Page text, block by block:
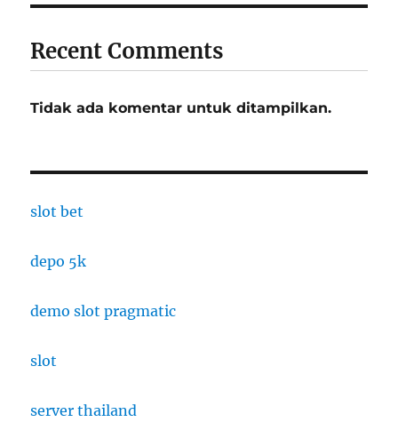
Recent Comments
Tidak ada komentar untuk ditampilkan.
slot bet
depo 5k
demo slot pragmatic
slot
server thailand